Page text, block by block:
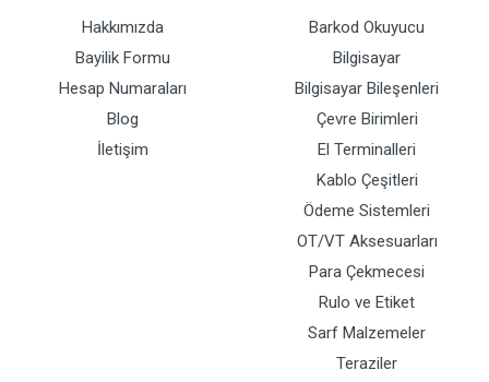
Hakkımızda
Bayilik Formu
Hesap Numaraları
Blog
İletişim
Barkod Okuyucu
Bilgisayar
Bilgisayar Bileşenleri
Çevre Birimleri
El Terminalleri
Kablo Çeşitleri
Ödeme Sistemleri
OT/VT Aksesuarları
Para Çekmecesi
Rulo ve Etiket
Sarf Malzemeler
Teraziler